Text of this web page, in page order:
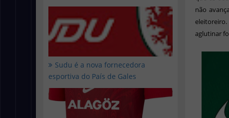
Sudu é a nova fornecedora
esportiva do País de Gales
não
aglutinar